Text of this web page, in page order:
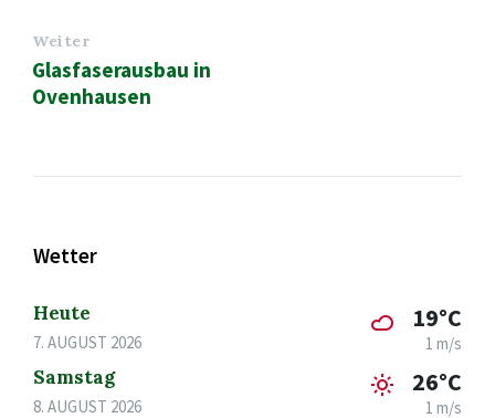
Weiter
Glasfaserausbau in
Ovenhausen
Wetter
Heute
7. AUGUST 2026
19°C
1 m/s
Samstag
8. AUGUST 2026
26°C
1 m/s